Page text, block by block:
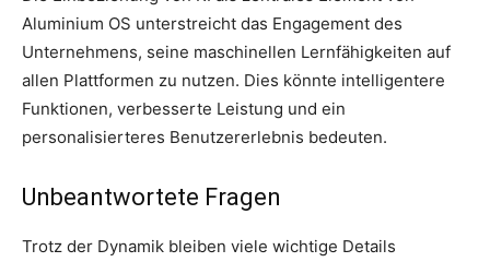
Aluminium OS unterstreicht das Engagement des
Unternehmens, seine maschinellen Lernfähigkeiten auf
allen Plattformen zu nutzen. Dies könnte intelligentere
Funktionen, verbesserte Leistung und ein
personalisierteres Benutzererlebnis bedeuten.
Unbeantwortete Fragen
Trotz der Dynamik bleiben viele wichtige Details